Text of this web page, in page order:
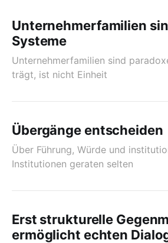
Unternehmerfamilien
Systeme
Unternehmerfamilien sind
trägt, ist nicht Einheit
Übergänge entscheiden
Über Führung, Würde und
Institutionen geraten selten
Erst strukturelle
ermöglicht echten